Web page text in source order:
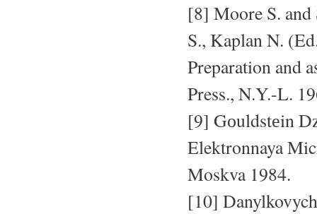
[8] Moore S.
S., Kaplan N.
Preparation and
Press., N.Y.-L.
[9] Gоuldstеin
Elektronnaya
Moskva 1984.
[10]